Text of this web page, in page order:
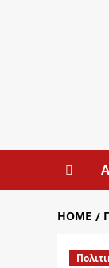
HOME